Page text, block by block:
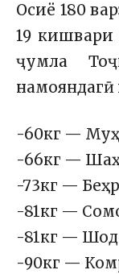
Осиё 180
19 кишвари
ҷумла
намояндагӣ
-60кг —
-66кг —
-73кг —
-81кг —
-81кг —
-90кг —